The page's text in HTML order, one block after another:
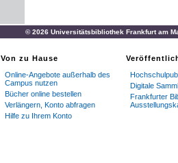
© 2026 Universitätsbibliothek Frankfurt am
Von zu Hause
Online-Angebote außerhalb des
Campus nutzen
Bücher online bestellen
Verlängern, Konto abfragen
Hilfe zu Ihrem Konto
Digitale
Frankfurter